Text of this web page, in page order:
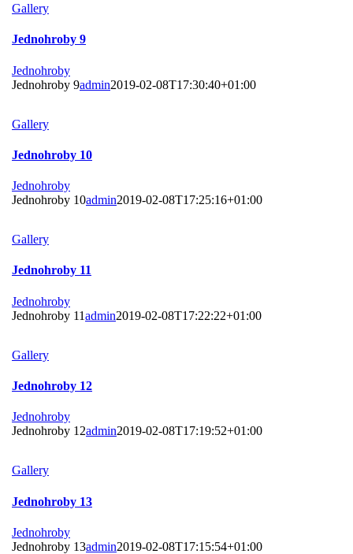
Gallery
Jednohroby 9
Jednohroby
Jednohroby 9admin2019-02-08T17:30:40+01:00
Gallery
Jednohroby 10
Jednohroby
Jednohroby 10admin2019-02-08T17:25:16+01:00
Gallery
Jednohroby 11
Jednohroby
Jednohroby 11admin2019-02-08T17:22:22+01:00
Gallery
Jednohroby 12
Jednohroby
Jednohroby 12admin2019-02-08T17:19:52+01:00
Gallery
Jednohroby 13
Jednohroby
Jednohroby 13admin2019-02-08T17:15:54+01:00